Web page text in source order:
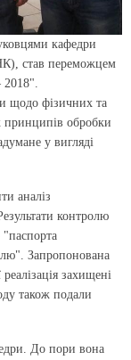
кафедри
став переможцем
2018".
щодо фізичних та
принципів обробки
у вигляді
аналіз
контролю
"паспорта
Запропонована
захищені
також подали
До пори вона